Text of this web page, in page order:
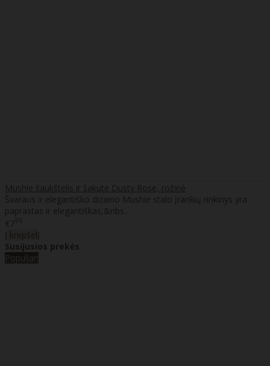
Mushie šaukštelis ir šakutė Dusty Rose, rožinė
Švaraus ir elegantiško dizaino Mushie stalo įrankių rinkinys yra
paprastas ir elegantiškas,&nbs..
€795
Susijusios prekės
Populiari